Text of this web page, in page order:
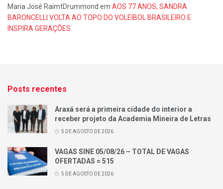
Maria José RaimtDrummond em AOS 77 ANOS, SANDRA
BARONCELLI VOLTA AO TOPO DO VOLEIBOL BRASILEIRO E
INSPIRA GERAÇÕES
Posts recentes
Araxá será a primeira cidade do interior a
receber projeto da Academia Mineira de Letras
5 DE AGOSTO DE 2026
VAGAS SINE 05/08/26 – TOTAL DE VAGAS
OFERTADAS = 515
5 DE AGOSTO DE 2026